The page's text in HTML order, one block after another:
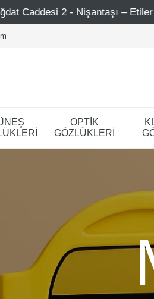
- Nişantaşı – Etiler – Ataşehir
OPTİK
GÖZLÜKLERİ